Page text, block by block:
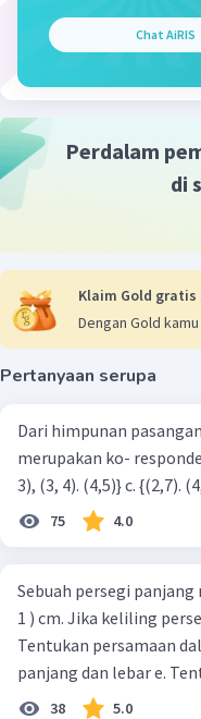
2x = 4
Chat AiRIS
Perdalam
di
Klaim Gold gratis
Dengan Gold
Pertanyaan serupa
Dari himpunan
merupakan ko- respondensi satu-satu? a. {(1, 1), (2, 2), (3, 3), (4,4)} b. {(1, 2), (2,
75 4.0
Sebuah persegi panjang
1 ) cm. Jika keliling
Tentukan persamaan
panjang dan lebar e.
38 5.0